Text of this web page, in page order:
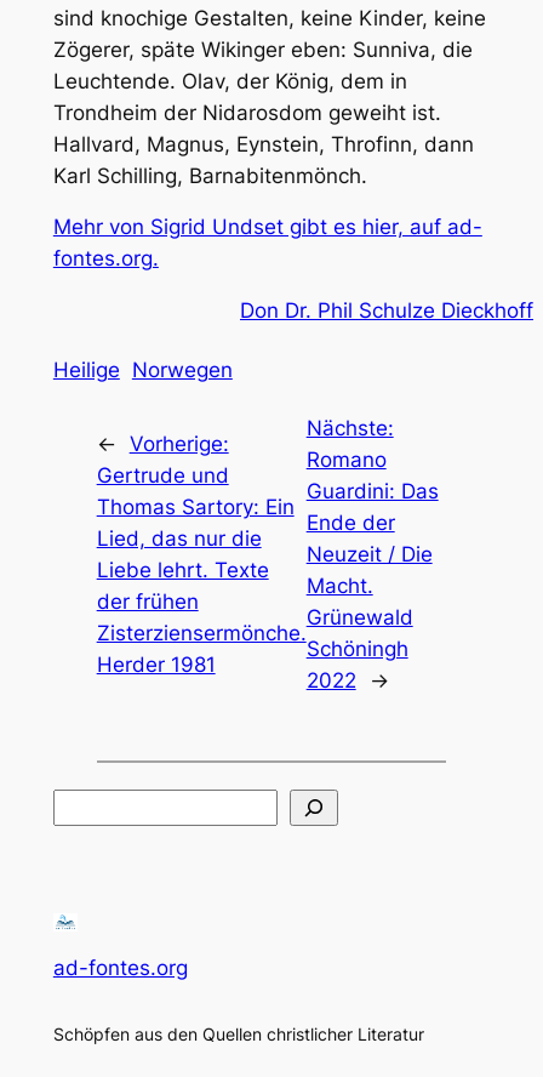
sind knochige Gestalten, keine Kinder, keine
Zögerer, späte Wikinger eben: Sunniva, die
Leuchtende. Olav, der König, dem in
Trondheim der Nidarosdom geweiht ist.
Hallvard, Magnus, Eynstein, Throfinn, dann
Karl Schilling, Barnabitenmönch.
Mehr von Sigrid Undset gibt es hier, auf ad-
fontes.org.
Don Dr. Phil Schulze Dieckhoff
Heilige Norwegen
← Vorherige:
Gertrude und
Thomas Sartory: Ein
Lied, das nur die
Liebe lehrt. Texte
der frühen
Zisterziensermönche.
Herder 1981
Nächste:
Romano
Guardini: Das
Ende der
Neuzeit / Die
Macht.
Grünewald
Schöningh
2022
→
ad-fontes.org
Schöpfen aus den Quellen christlicher Literatur